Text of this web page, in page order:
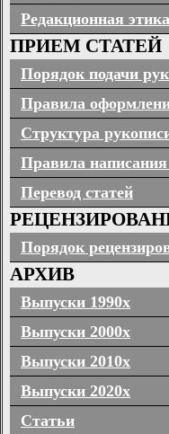
Редакционная этика
ПРИЕМ СТАТЕЙ
Порядок подачи
Правила
Структура
Правила написания
Перевод статей
Порядок
АРХИВ
Выпуски 1990х
Выпуски 2000х
Выпуски 2010х
Выпуски 2020х
Статьи